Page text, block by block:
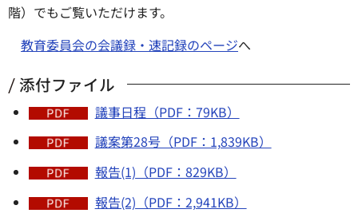
階）でもご覧いただけます。
教育委員会の会議録・速記録のページへ
添付ファイル
議事日程（PDF：79KB）
議案第28号（PDF：1,839KB）
報告(1)（PDF：829KB）
報告(2)（PDF：2,941KB）